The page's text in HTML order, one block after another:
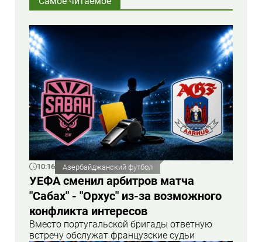
10:16 Азербайджанский футбол
УЕФА сменил арбитров матча
"Сабах" - "Орхус" из-за возможного
конфликта интересов
Вместо португальской бригады ответную
встречу обслужат французские судьи